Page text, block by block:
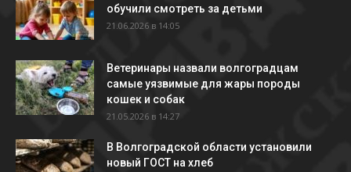
обучили смотреть за детьми
21.06.2026 в 14:05
Ветеринары назвали волгоградцам
самые уязвимые для жары породы
кошек и собак
21.05.2026 в 14:27
В Волгоградской области установили
новый ГОСТ на хлеб